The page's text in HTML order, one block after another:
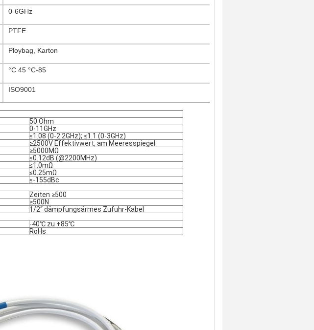
0-6GHz
PTFE
Ploybag, Karton
°C 45 °C-85
ISO9001
50 Ohm
0-11GHz
≤1.08 (0-2.2GHz); ≤1.1 (0-3GHz)
≥2500V Effektivwert, am Meeresspiegel
≥5000MΩ
≤0.12dB (@2200MHz)
≤1.0mΩ
≤0.25mΩ
≤-155dBc
Zeiten ≥500
≥500N
1/2“ dämpfungsärmes Zufuhr-Kabel
-40℃ zu +85℃
RoHs